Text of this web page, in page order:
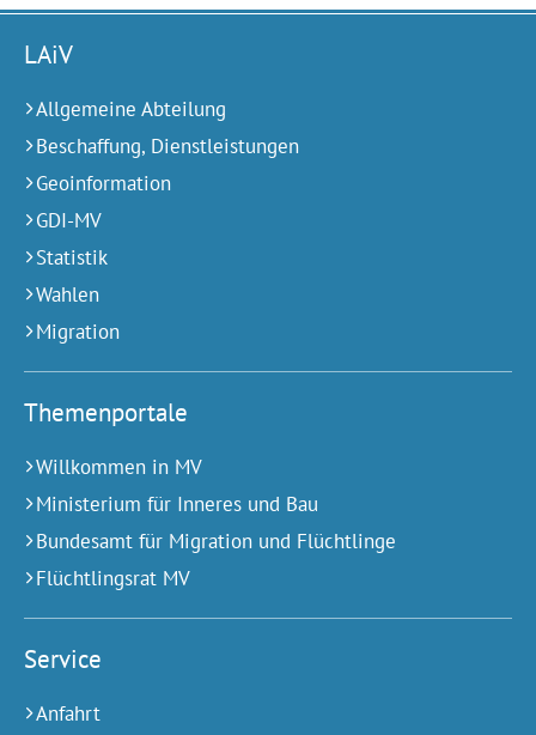
LAiV
Allgemeine Abteilung
Beschaffung, Dienstleistungen
Geoinformation
GDI-MV
Statistik
Wahlen
Migration
Themenportale
Willkommen in MV
Ministerium für Inneres und Bau
Bundesamt für Migration und Flüchtlinge
Flüchtlingsrat MV
Service
Anfahrt